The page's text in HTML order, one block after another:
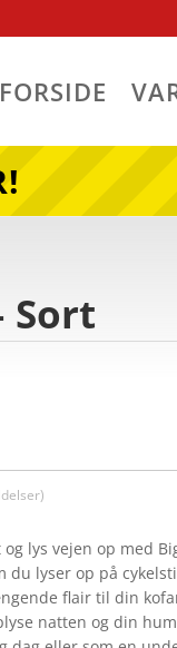
FORSIDE
Sort
lys vejen op med
du lyser op på
flair til din
natten og din